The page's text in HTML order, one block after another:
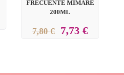
FRECUENTE MIMARE
200ML
7,80 € 7,73 €